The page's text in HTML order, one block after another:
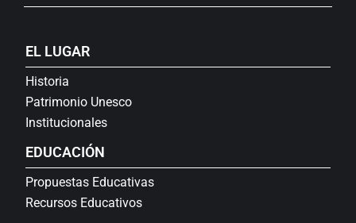
EL LUGAR
Historia
Patrimonio Unesco
Institucionales
EDUCACIÓN
Propuestas Educativas
Recursos Educativos